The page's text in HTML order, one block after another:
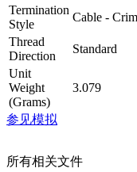
Termination
Style
Cable -
Thread
Direction
Standard
Unit
Weight
(Grams)
3.079
参见模拟
所有相关文件